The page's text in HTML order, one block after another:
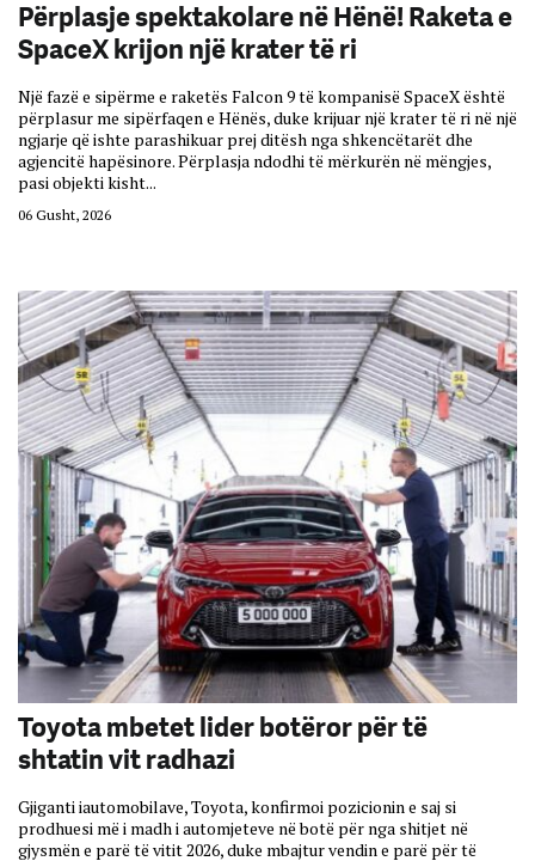
Përplasje spektakolare në Hënë! Raketa e
SpaceX krijon një krater të ri
Një fazë e sipërme e raketës Falcon 9 të kompanisë SpaceX është
përplasur me sipërfaqen e Hënës, duke krijuar një krater të ri në një
ngjarje që ishte parashikuar prej ditësh nga shkencëtarët dhe
agjencitë hapësinore. Përplasja ndodhi të mërkurën në mëngjes,
pasi objekti kisht...
06 Gusht, 2026
Toyota mbetet lider botëror për të
shtatin vit radhazi
Gjiganti iautomobilave, Toyota, konfirmoi pozicionin e saj si
prodhuesi më i madh i automjeteve në botë për nga shitjet në
gjysmën e parë të vitit 2026, duke mbajtur vendin e parë për të